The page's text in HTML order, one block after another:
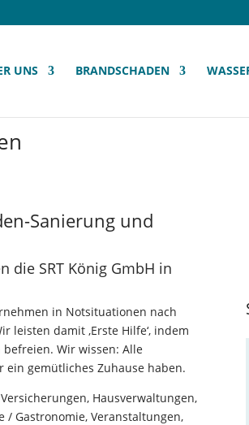
UNS BRANDSCHADEN
Sanierung und
die SRT König GmbH in
in Notsituationen nach
leisten damit ‚Erste Hilfe‘, indem
Wir wissen: Alle
ein gemütliches Zuhause haben.
Hausverwaltungen,
Gastronomie, Veranstaltungen,